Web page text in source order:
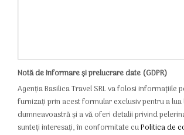
Notă de informare și prelucrare date (GDPR)
Agenția Basilica Travel SRL va folosi informațiile
furnizați prin acest formular exclusiv pentru a lua
dumneavoastră și a vă oferi detalii privind
sunteți interesați, în conformitate cuPolitica de